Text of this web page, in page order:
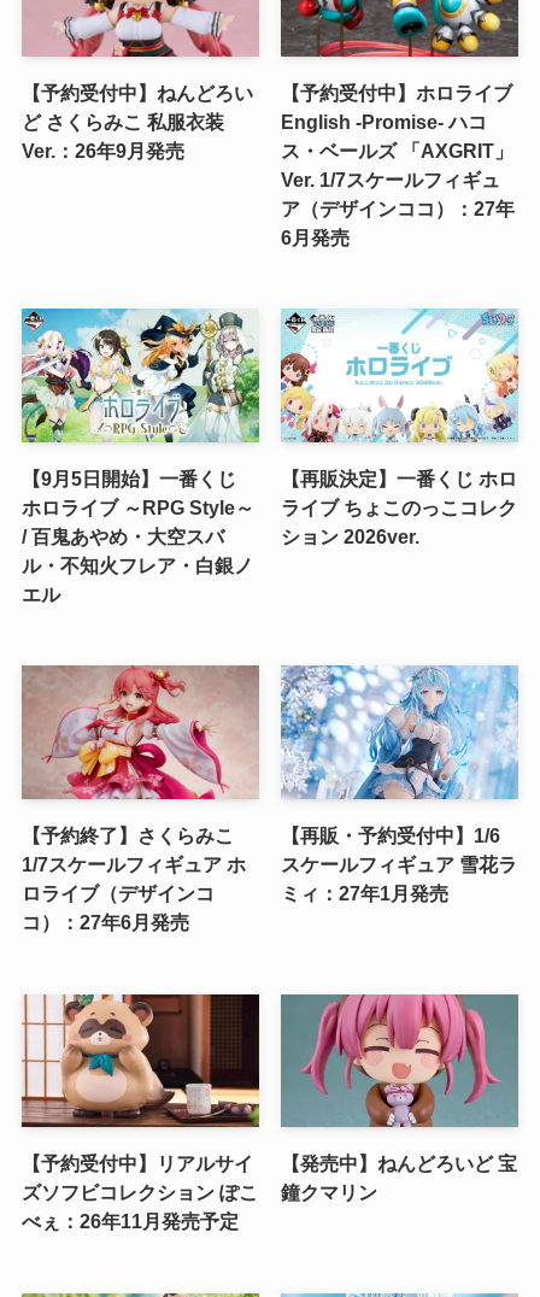
【予約受付中】ねんどろい
ど さくらみこ 私服衣装
Ver.：26年9月発売
【予約受付中】ホロライブ
English -Promise- ハコ
ス・ベールズ 「AXGRIT」
Ver. 1/7スケールフィギュ
ア（デザインココ）：27年
6月発売
【9月5日開始】一番くじ
ホロライブ ～RPG Style～
/ 百鬼あやめ・大空スバ
ル・不知火フレア・白銀ノ
エル
【再販決定】一番くじ ホロ
ライブ ちょこのっこコレク
ション 2026ver.
【予約終了】さくらみこ
1/7スケールフィギュア ホ
ロライブ（デザインコ
コ）：27年6月発売
【再販・予約受付中】1/6
スケールフィギュア 雪花ラ
ミィ：27年1月発売
【予約受付中】リアルサイ
ズソフビコレクション ぽこ
べぇ：26年11月発売予定
【発売中】ねんどろいど 宝
鐘クマリン